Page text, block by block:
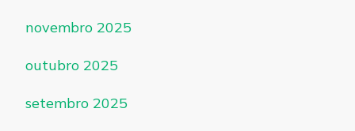
novembro 2025
outubro 2025
setembro 2025